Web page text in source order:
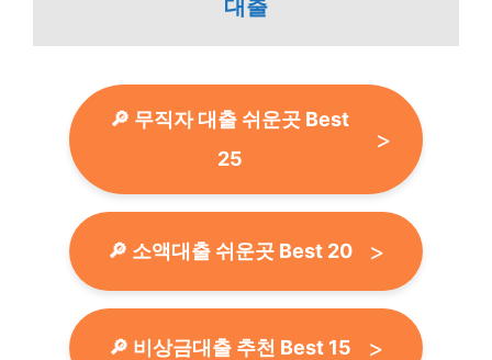
대출
🔎 무직자 대출 쉬운곳 Best
25
🔎 소액대출 쉬운곳 Best 20
🔎 비상금대출 추천 Best 15